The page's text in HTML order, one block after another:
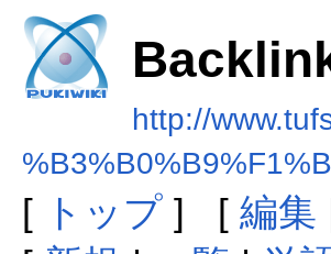
http://
[ トップ] [ 編集